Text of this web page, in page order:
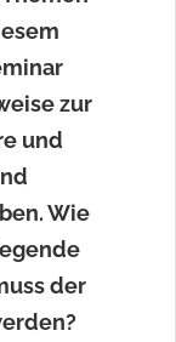
zur
und
Wie
der